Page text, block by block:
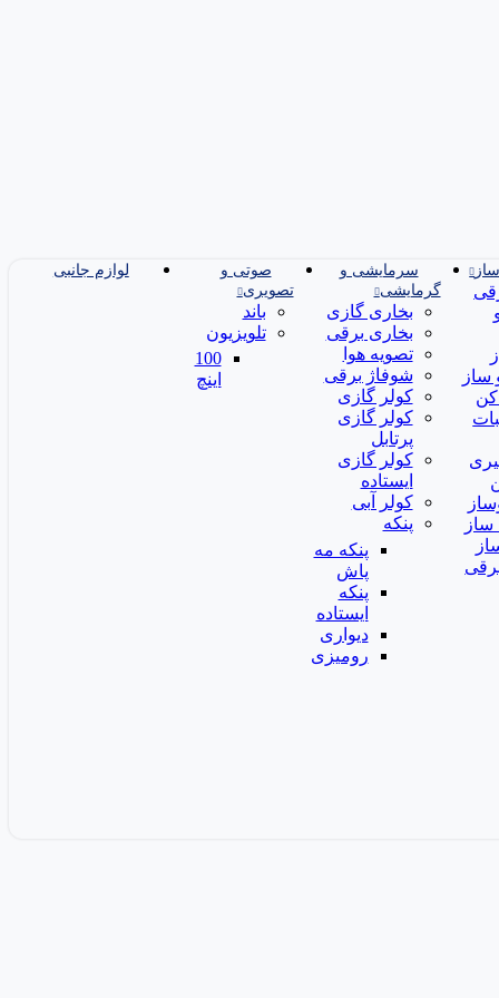
ساز
سرمایشی و
گرمایشی
بخاری گازی
بخاری برقی
تصویه هوا
شوفاژ برقی
کولر گازی
کولر گازی
پرتابل
کولر گازی
ایستاده
کولر آبی
پنکه
پنکه مه
پاش
پنکه
ایستاده
دیواری
رومیزی
صوتی و
تصویری
باند
تلویزیون
100
اینچ
لوازم جانبی